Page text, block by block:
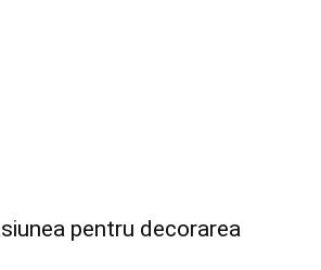
pentru decorarea